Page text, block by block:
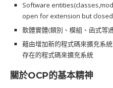
Software
open for extension but
軟體實體(類別、模組、函式等)
藉由增加新的程式碼來擴充系
存在的程式碼來擴充系統
關於OCP的基本精神